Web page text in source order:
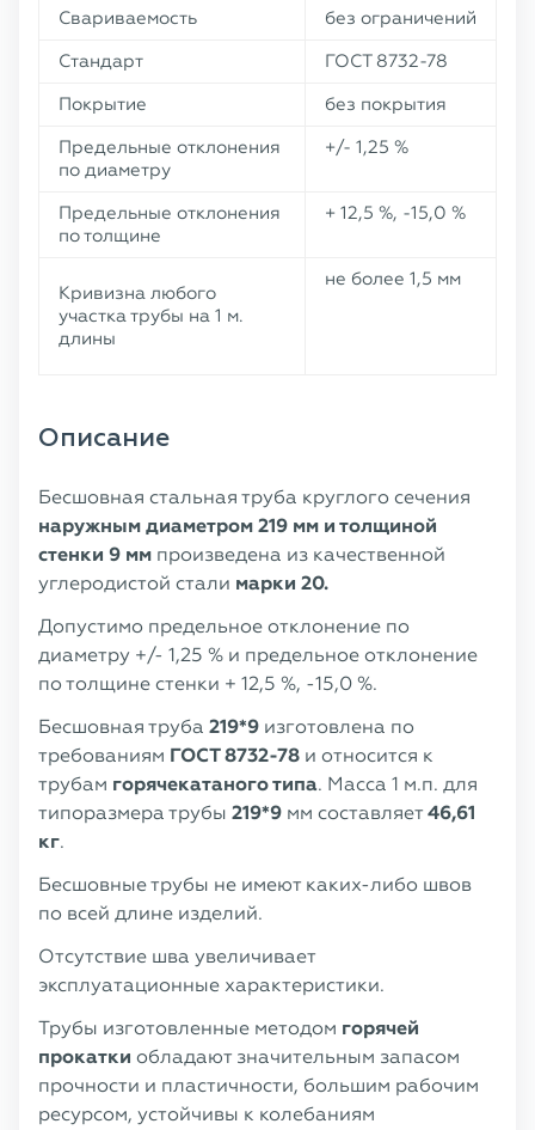
Свариваемость
без ограничений
Стандарт
ГОСТ 8732-78
Покрытие
без покрытия
Предельные отклонения
по диаметру
+/- 1,25 %
Предельные отклонения
по толщине
+ 12,5 %, -15,0 %
Кривизна любого
участка трубы на 1 м.
длины
не более 1,5 мм
Описание
Бесшовная стальная труба круглого сечения
наружным диаметром 219 мм и толщиной
стенки 9 мм произведена из качественной
углеродистой стали марки 20.
Допустимо предельное отклонение по
диаметру +/- 1,25 % и предельное отклонение
по толщине стенки + 12,5 %, -15,0 %.
Бесшовная труба 219*9 изготовлена по
требованиям ГОСТ 8732-78 и относится к
трубам горячекатаного типа. Масса 1 м.п. для
типоразмера трубы 219*9 мм составляет46,61
кг.
Бесшовные трубы не имеют каких-либо швов
по всей длине изделий.
Отсутствие шва увеличивает
эксплуатационные характеристики.
Трубы изготовленные методом горячей
прокатки обладают значительным запасом
прочности и пластичности, большим рабочим
ресурсом, устойчивы к колебаниям